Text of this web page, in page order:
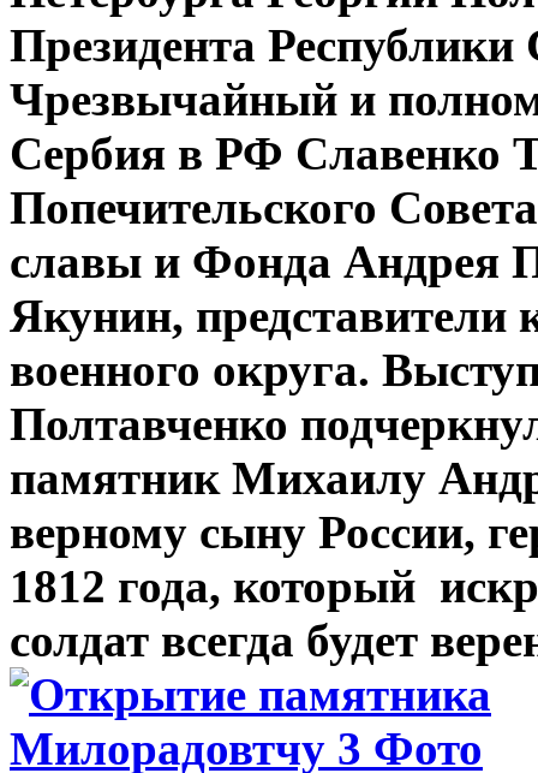
Президента
Чрезвычайный и
Сербия в РФ Славенко
Попечительского
славы и Фонда Андрея
Якунин, представители
военного округа.
Полтавченко
памятник Михаилу
верному сыну России,
1812 года, который
солдат всегда будет